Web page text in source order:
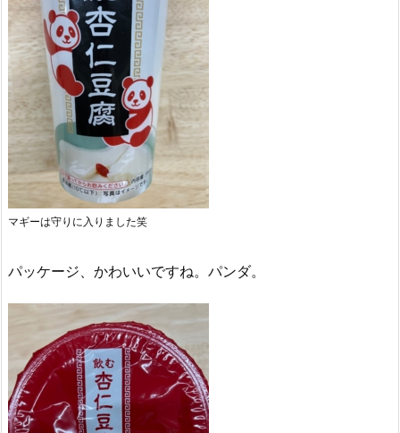
マギーは守りに入りました笑
パッケージ、かわいいですね。パンダ。